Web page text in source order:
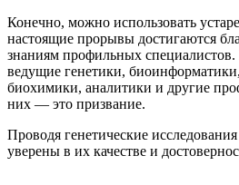
Конечно, можно использовать
настоящие прорывы достигаются
знаниям профильных
ведущие генетики,
биохимики, аналитики и другие
них — это призвание.
Проводя генетические
уверены в их качестве и